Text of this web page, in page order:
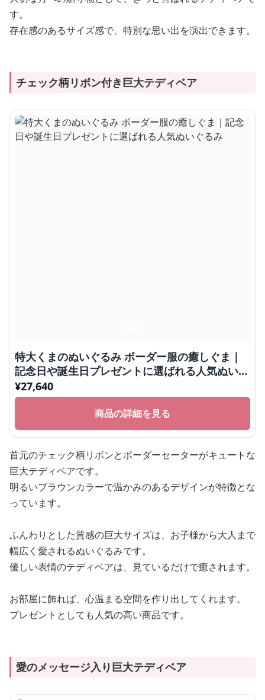
す。
存在感のあるサイズ感で、特別な思い出を演出できます。
チェック柄リボン付き巨大テディベア
特大くまのぬいぐるみ ボーダー服の癒しぐま｜
記念日や誕生日プレゼントに選ばれる人気ぬいぐ
るみ
¥27,640
商品の詳細を見る
首元のチェック柄リボンとボーダーセーターがキュートな
巨大テディベアです。
明るいブラウンカラーで温かみのあるデザインが特徴とな
っています。
ふんわりとした質感の巨大サイズは、お子様から大人まで
幅広く愛されるぬいぐるみです。
優しい表情のテディベアは、見ているだけで癒されます。
お部屋に飾れば、心温まる空間を作り出してくれます。
プレゼントとしても人気の高い商品です。
愛のメッセージ入り巨大テディベア